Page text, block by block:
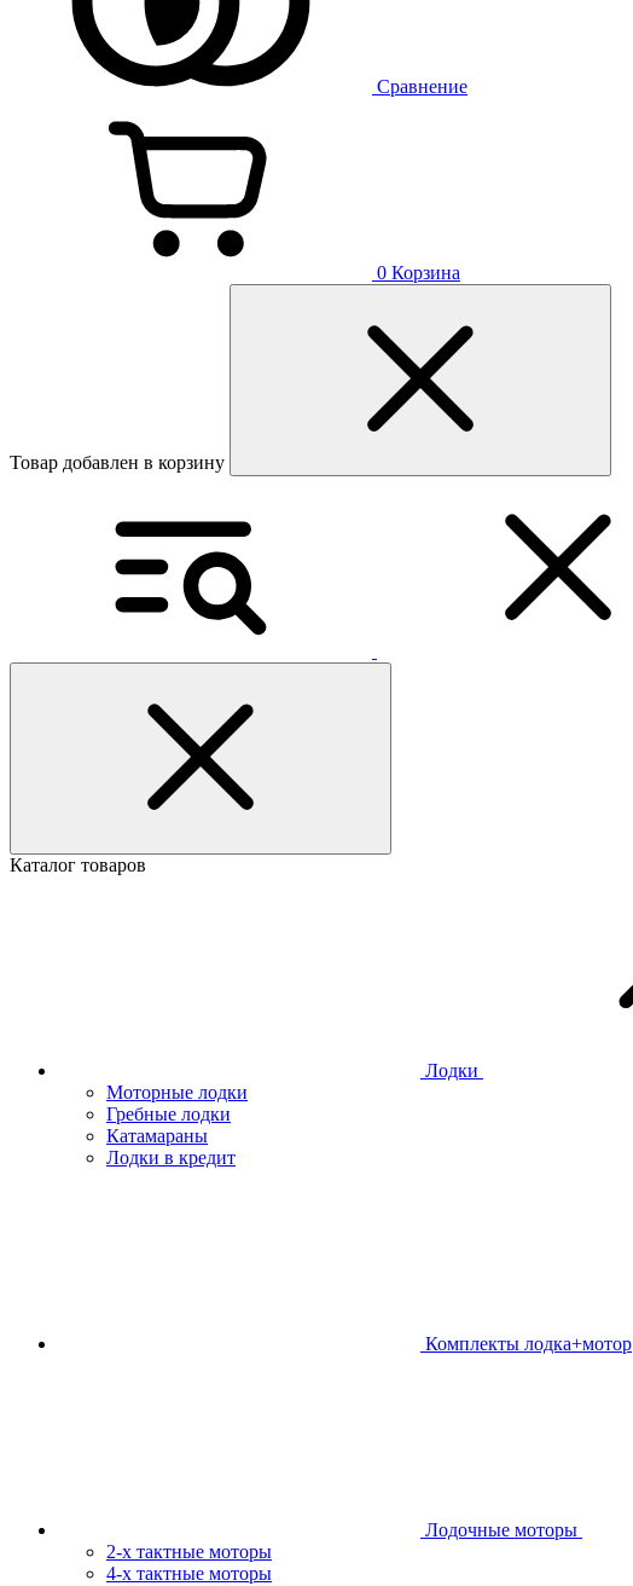
Сравнение
0 Корзина
Товар добавлен в корзину
Каталог товаров
Лодки
Моторные лодки
Гребные лодки
Катамараны
Лодки в кредит
Комплекты лодка+мотор
Лодочные моторы
2-х тактные моторы
4-х тактные моторы